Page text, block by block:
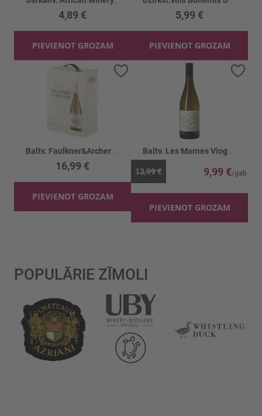
4,89 €
PIEVIENOT GROZAM
5,99 €
PIEVIENOT GROZAM
16,99 €
PIEVIENOT GROZAM
Pievienot vēlmju sarakstam
13,99 € 9,99 €
PIEVIENOT GROZAM
POPULĀRIE ZĪMOLI